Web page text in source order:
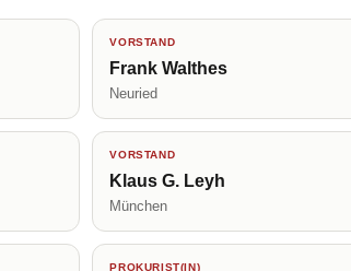
VORSTAND
Frank Walthes
Neuried
VORSTAND
Klaus G. Leyh
München
PROKURIST(IN)